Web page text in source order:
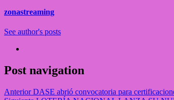
zonastreaming
See author's posts
Post navigation
AnteriorDASE abrió convocatoria para